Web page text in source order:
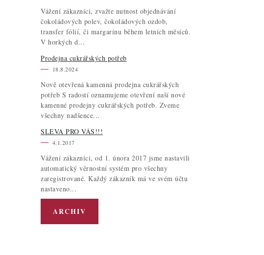
Vážení zákazníci, zvažte nutnost objednávání
čokoládových polev, čokoládových ozdob,
transfer fólií, či margarínu během letních měsíců.
V horkých d...
Prodejna cukrářských potřeb
18.8.2024
Nově otevřená kamenná prodejna cukrářských
potřeb S radostí oznamujeme otevření naší nové
kamenné prodejny cukrářských potřeb. Zveme
všechny nadšence...
SLEVA PRO VÁS!!!
4.1.2017
Vážení zákazníci, od 1. února 2017 jsme nastavili
automatický věrnostní systém pro všechny
zaregistrované. Každý zákazník má ve svém účtu
nastaveno...
ARCHIV